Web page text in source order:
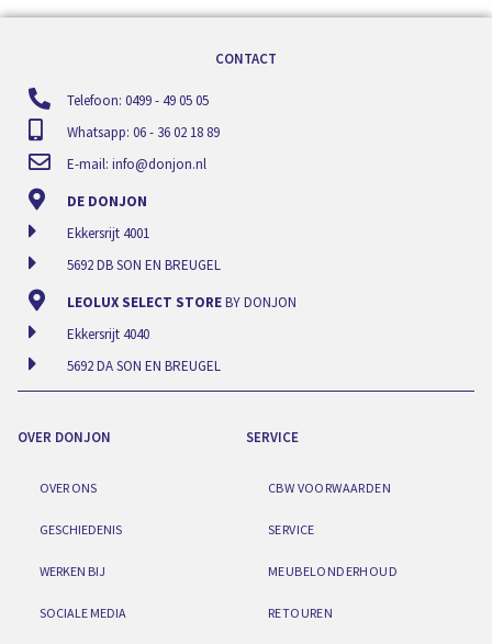
CONTACT
Telefoon: 0499 - 49 05 05
Whatsapp: 06 - 36 02 18 89
E-mail: info@donjon.nl
DE DONJON
Ekkersrijt 4001
5692 DB SON EN BREUGEL
LEOLUX SELECT STOREBY DONJON
Ekkersrijt 4040
5692 DA SON EN BREUGEL
OVER DONJON
OVER ONS
GESCHIEDENIS
WERKEN BIJ
SOCIALE MEDIA
SERVICE
CBW VOORWAARDEN
SERVICE
MEUBELONDERHOUD
RETOUREN